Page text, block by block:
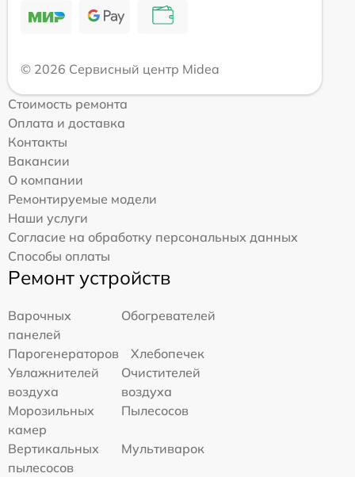
© 2026 Сервисный центр Midea
Стоимость ремонта
Оплата и доставка
Контакты
Вакансии
О компании
Ремонтируемые модели
Наши услуги
Согласие на обработку персональных данных
Способы оплаты
Ремонт устройств
Варочных
панелей
Обогревателей
Парогенераторов
Хлебопечек
Увлажнителей
воздуха
Очистителей
воздуха
Морозильных
камер
Пылесосов
Вертикальных
пылесосов
Мультиварок